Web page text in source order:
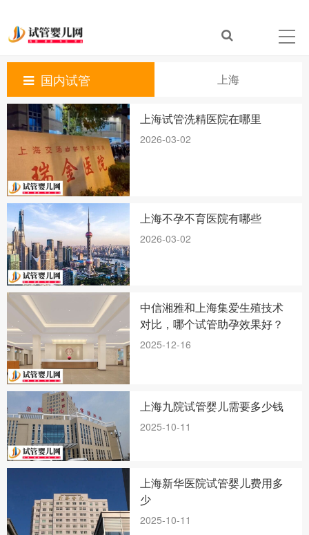
国内试管 上海
上海试管洗精医院在哪里
2026-03-02
上海不孕不育医院有哪些
2026-03-02
中信湘雅和上海集爱生殖技术
对比，哪个试管助孕效果好？
2025-12-16
上海九院试管婴儿需要多少钱
2025-10-11
上海新华医院试管婴儿费用多
少
2025-10-11